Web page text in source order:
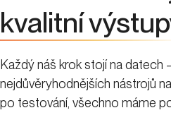
kvalitní
Každý náš krok stojí na datech
nejdůvěryhodnějších nástrojů
po testování, všechno máme